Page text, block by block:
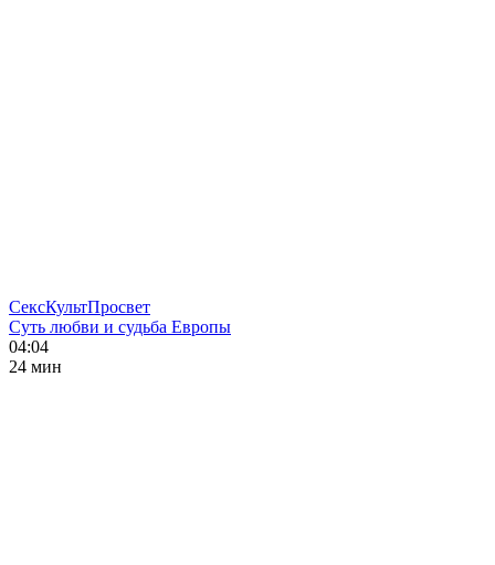
СексКультПросвет
Суть любви и судьба Европы
04:04
24 мин